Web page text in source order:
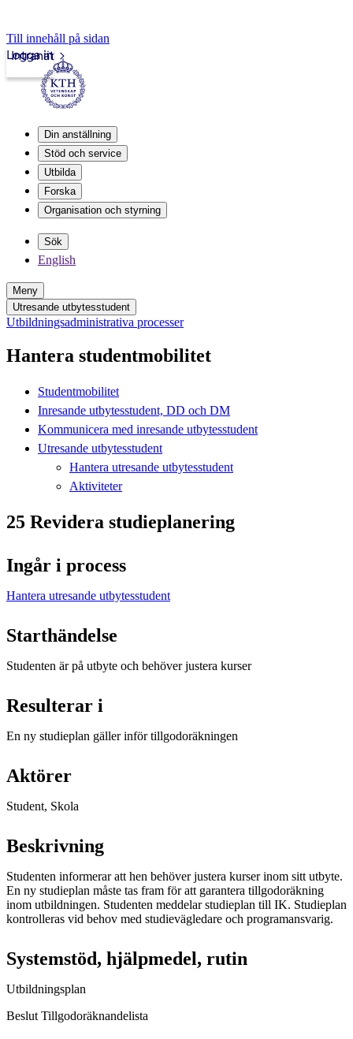
Till innehåll på sidan
Intranät
Logga in
Din anställning
Stöd och service
Utbilda
Forska
Organisation och styrning
Sök
English
Meny
Utresande utbytesstudent
Utbildningsadministrativa processer
Hantera studentmobilitet
Studentmobilitet
Inresande utbytesstudent, DD och DM
Kommunicera med inresande utbytesstudent
Utresande utbytesstudent
Hantera utresande utbytesstudent
Aktiviteter
25 Revidera studieplanering
Ingår i process
Hantera utresande utbytesstudent
Starthändelse
Studenten är på utbyte och behöver justera kurser
Resulterar i
En ny studieplan gäller inför tillgodoräkningen
Aktörer
Student, Skola
Beskrivning
Studenten informerar att hen behöver justera kurser inom sitt utbyte.
En ny studieplan måste tas fram för att garantera tillgodoräkning
inom utbildningen. Studenten meddelar studieplan till IK. Studieplan
kontrolleras vid behov med studievägledare och programansvarig.
Systemstöd, hjälpmedel, rutin
Utbildningsplan
Beslut Tillgodoräknandelista